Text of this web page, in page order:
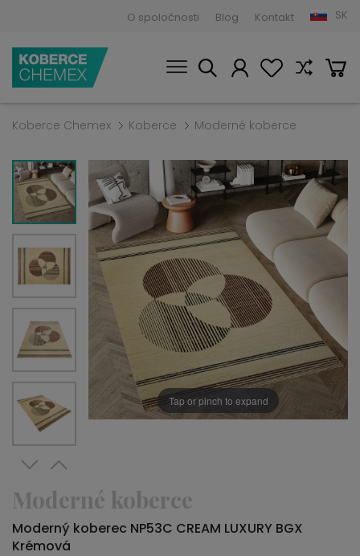
O spoločnosti Blog Kontakt SK
Koberce Chemex Koberce Moderné koberce
Tap or pinch to expand
Moderné koberce
Moderný koberec NP53C CREAM LUXURY BGX
Krémová